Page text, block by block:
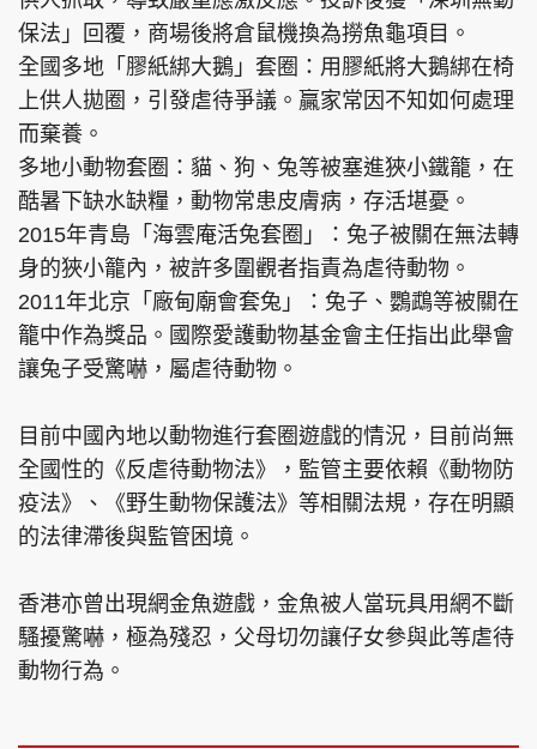
保法」回覆，商場後將倉鼠機換為撈魚龜項目。
全國多地「膠紙綁大鵝」套圈：用膠紙將大鵝綁在椅
上供人拋圈，引發虐待爭議。贏家常因不知如何處理
而棄養。
多地小動物套圈：貓、狗、兔等被塞進狹小鐵籠，在
酷暑下缺水缺糧，動物常患皮膚病，存活堪憂。
2015年青島「海雲庵活兔套圈」：兔子被關在無法轉
身的狹小籠內，被許多圍觀者指責為虐待動物。
2011年北京「廠甸廟會套兔」：兔子、鸚鵡等被關在
籠中作為獎品。國際愛護動物基金會主任指出此舉會
讓兔子受驚嚇，屬虐待動物。
目前中國內地以動物進行套圈遊戲的情況，目前尚無
全國性的《反虐待動物法》，監管主要依賴《動物防
疫法》、《野生動物保護法》等相關法規，存在明顯
的法律滯後與監管困境。
香港亦曾出現網金魚遊戲，金魚被人當玩具用網不斷
騷擾驚嚇，極為殘忍，父母切勿讓仔女參與此等虐待
動物行為。